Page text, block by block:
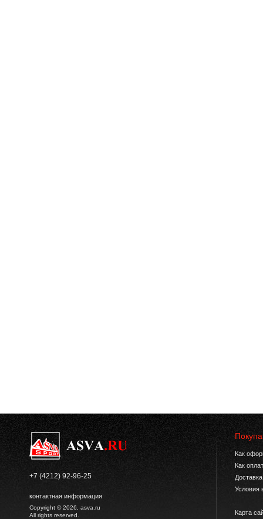
+7 (4212) 92-96-25
контактная информация
Copyright © 2026, asva.ru
All rights reserved.
Как
Как
Условия
Карта